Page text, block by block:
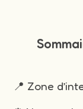
📍 Zone